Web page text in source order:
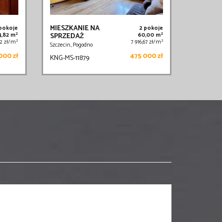
m2
zł/m2
zł
MIESZKANIE NA
SPRZEDAŻ
Szczecin, Pogodno
2 pokoje
60,00 m2
7 916,67 zł/m2
KNG-MS-11879 475 000 zł